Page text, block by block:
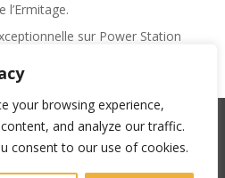
your browsing experience,
and analyze our traffic.
consent to our use of cookies.
l’Ermitage.
sur Power Station
– ©Copyright Zicline 1998 –